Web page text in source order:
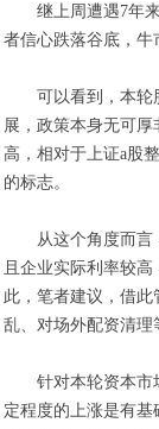
继上周遭遇7年
者信心跌落谷底，牛
可以看到，本轮
展，政策本身无可
高，相对于上证a股
的标志。
从这个角度而
且企业实际利率较
此，笔者建议，借
乱、对场外配资清理
针对本轮资本市
定程度的上涨是有